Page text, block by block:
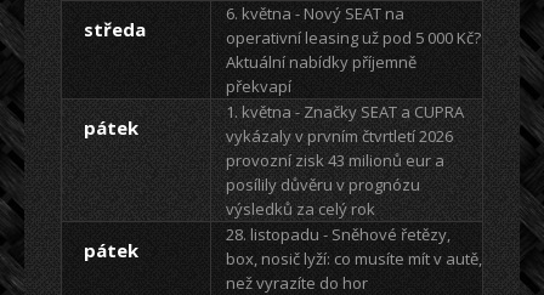
středa
6. května - Nový SEAT na
operativní leasing už pod 5 000 Kč?
Aktuální nabídky příjemně
překvapí
pátek
1. května - Značky SEAT a CUPRA
vykázaly v prvním čtvrtletí 2026
provozní zisk 43 milionů eur a
posílily důvěru v prognózu
výsledků za celý rok
pátek
28. listopadu - Sněhové řetězy,
box, nosič lyží: co musíte mít v autě,
než vyrazíte do hor